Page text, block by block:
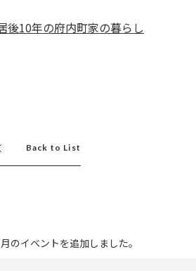
後10年の府内町家の暮らし
Back to List
のイベントを追加しました。